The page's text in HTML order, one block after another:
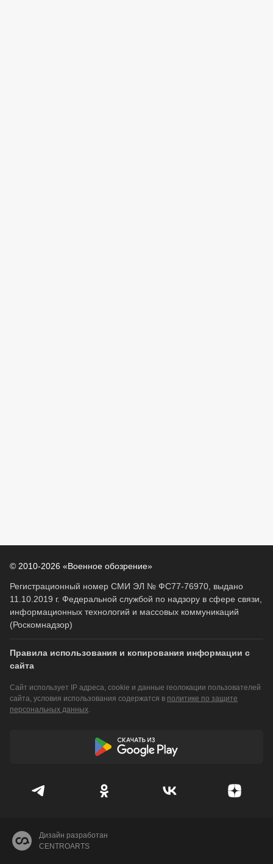
© 2010-2026 «Военное обозрение»
Регистрационный номер СМИ ЭЛ № ФС77-76970, выдано
11.10.2019 г. Федеральной службой по надзору в сфере связи,
информационных технологий и массовых коммуникаций
(Роскомнадзор)
Правила использования и копирования информации с
сайта
Сайт использует IP адреса, cookie и данные геолокации пользователей
сайта, условия использования содержатся в политике по защите
персональных данных.
Дизайн разработан
CENTROARTS